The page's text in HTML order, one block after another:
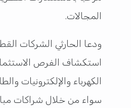
المجالات.
ودعا الحارثي الشركات
استكشاف الفرص
الكهرباء والإلكترونيات
سواء من خلال شراكات